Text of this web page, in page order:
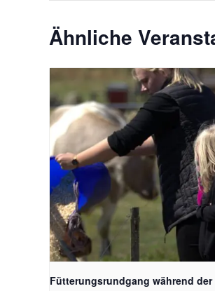
Ähnliche
Fütterungsrundgang während der